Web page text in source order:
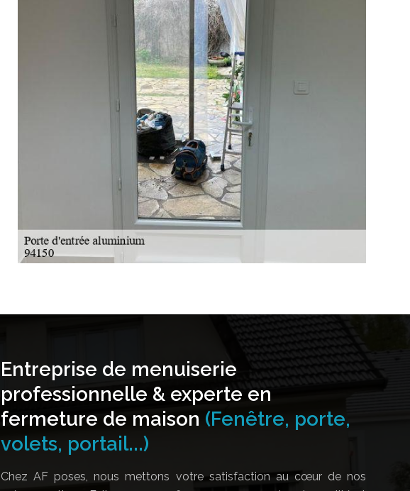
Entreprise de menuiserie
professionnelle & experte en
fermeture de maison (Fenêtre, porte,
volets, portail...)
Chez AF poses, nous mettons votre satisfaction au cœur de nos